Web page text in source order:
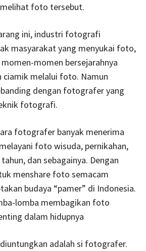
foto tersebut.
ini, industri fotografi
masyarakat yang menyukai foto,
momen bersejarahnya
ciamik melalui foto. Namun
dengan fotografer yang
fotografi.
fotografer banyak menerima
foto wisuda, pernikahan,
dan sebagainya. Dengan
menshare foto semacam
budaya “pamer” di Indonesia.
lomba membagikan foto
dalam hidupnya
adalah si fotografer.